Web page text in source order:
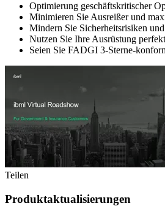
Optimierung geschäftskritischer
Minimieren Sie Ausreißer und
Mindern Sie Sicherheitsrisiken
Nutzen Sie Ihre Ausrüstung
Seien Sie FADGI 3-Sterne-
Teilen
Produktaktualisierungen